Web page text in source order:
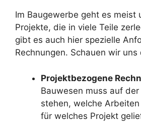
Im Baugewerbe geht es meist
Projekte, die in viele Teile
gibt es auch hier spezielle
Rechnungen. Schauen wir
Projektbezogene
Bauwesen muss auf
stehen, welche
für welches Projekt